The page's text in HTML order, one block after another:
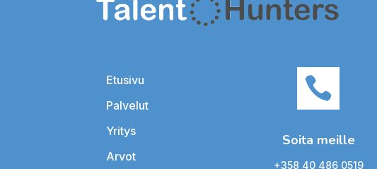
Etusivu
Palvelut
Yritys
Arvot

Soita meille
+358 40 486 0519